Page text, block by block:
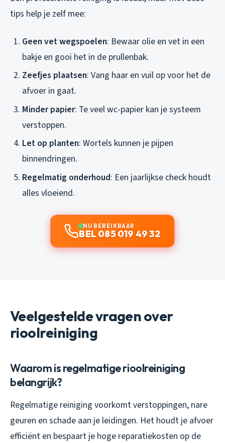
tips help je zelf mee:
Geen vet wegspoelen: Bewaar olie en vet in een
bakje en gooi het in de prullenbak.
Zeefjes plaatsen: Vang haar en vuil op voor het de
afvoer in gaat.
Minder papier: Te veel wc-papier kan je systeem
verstoppen.
Let op planten: Wortels kunnen je pijpen
binnendringen.
Regelmatig onderhoud: Een jaarlijkse check houdt
alles vloeiend.
NU BEREIKBAAR
BEL 085 019 49 32
Veelgestelde vragen over
rioolreiniging
Waarom is regelmatige rioolreiniging
belangrijk?
Regelmatige reiniging voorkomt verstoppingen, nare
geuren en schade aan je leidingen. Het houdt je afvoer
efficiënt en bespaart je hoge reparatiekosten op de